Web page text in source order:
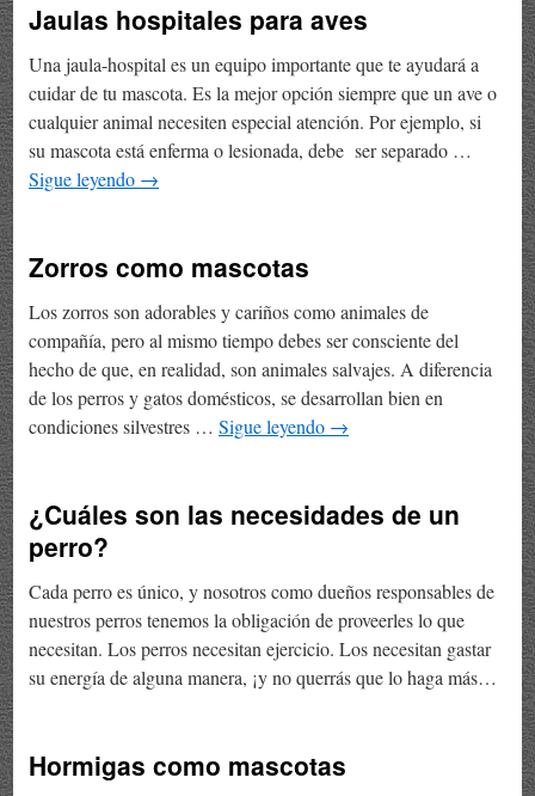
Jaulas hospitales para aves
Una jaula-hospital es un equipo importante que te ayudará a
cuidar de tu mascota. Es la mejor opción siempre que un ave o
cualquier animal necesiten especial atención. Por ejemplo, si
su mascota está enferma o lesionada, debe ser separado …
Sigue leyendo →
Zorros como mascotas
Los zorros son adorables y cariños como animales de
compañía, pero al mismo tiempo debes ser consciente del
hecho de que, en realidad, son animales salvajes. A diferencia
de los perros y gatos domésticos, se desarrollan bien en
condiciones silvestres … Sigue leyendo →
¿Cuáles son las necesidades de un
perro?
Cada perro es único, y nosotros como dueños responsables de
nuestros perros tenemos la obligación de proveerles lo que
necesitan. Los perros necesitan ejercicio. Los necesitan gastar
su energía de alguna manera, ¡y no querrás que lo haga más…
Hormigas como mascotas